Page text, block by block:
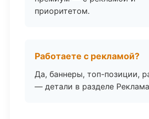
приоритетом.
Работаете с рекламой?
Да, баннеры, топ-позиции,
— детали в разделе